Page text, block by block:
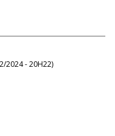
2024 - 20H22)